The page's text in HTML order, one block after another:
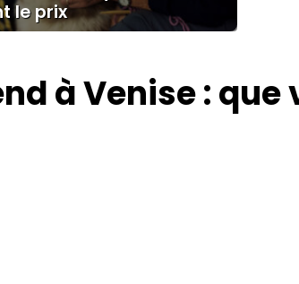
le prix
à Venise : que